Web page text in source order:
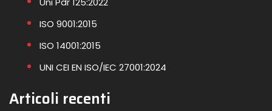
ISO 9001:2015
ISO 14001:2015
UNI CEI EN ISO/IEC 27001:2024
Articoli recenti